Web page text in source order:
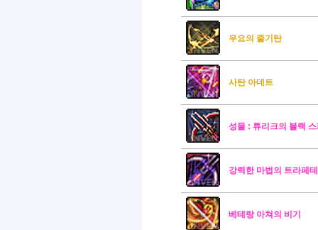
우요의 줄기탄
사탄 아데트
성물 : 튜리크의 블랙
강력한 마법의 트라페
베테랑 아쳐의 비기